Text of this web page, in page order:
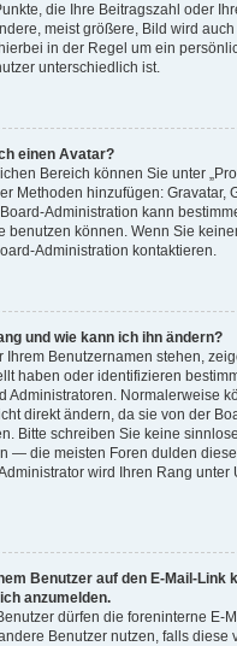
die Ihre Beitragszahl oder
meist größere, Bild wird auch
in der Regel um ein
unterschiedlich ist.
einen Avatar?
Bereich können Sie unter
Methoden hinzufügen: Gravatar,
Administration kann
benutzen können. Wenn Sie
Administration kontaktieren.
und wie kann ich ihn ändern?
Ihrem Benutzernamen stehen,
haben oder identifizieren
Administratoren. Normalerweise
direkt ändern, da sie von der
Bitte schreiben Sie keine
— die meisten Foren dulden
wird Ihren Rang
Benutzer auf den E-Mail-Link
anzumelden.
dürfen die foreninterne E-
Benutzer nutzen, falls diese